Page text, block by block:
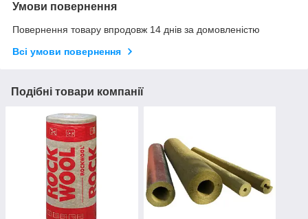
Умови повернення
Повернення товару впродовж 14 днів за домовленістю
Всі умови повернення
Подібні товари компанії